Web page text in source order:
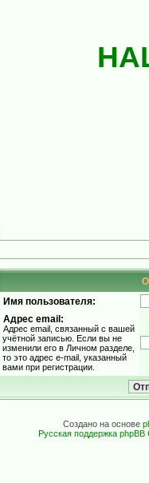
Имя пользователя:
Адрес email:
Адрес email, связанный с вашей
учётной записью. Если вы не
изменили его в Личном разделе,
то это адрес e-mail, указанный
вами при регистрации.
Создано на основе
Русская поддержка phpBB